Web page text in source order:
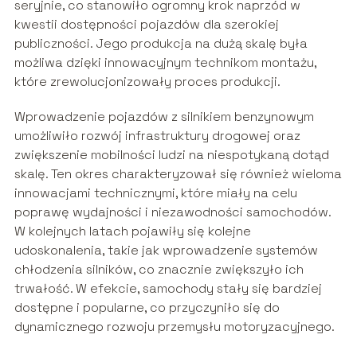
seryjnie, co stanowiło ogromny krok naprzód w
kwestii dostępności pojazdów dla szerokiej
publiczności. Jego produkcja na dużą skalę była
możliwa dzięki innowacyjnym technikom montażu,
które zrewolucjonizowały proces produkcji.
Wprowadzenie pojazdów z silnikiem benzynowym
umożliwiło rozwój infrastruktury drogowej oraz
zwiększenie mobilności ludzi na niespotykaną dotąd
skalę. Ten okres charakteryzował się również wieloma
innowacjami technicznymi, które miały na celu
poprawę wydajności i niezawodności samochodów.
W kolejnych latach pojawiły się kolejne
udoskonalenia, takie jak wprowadzenie systemów
chłodzenia silników, co znacznie zwiększyło ich
trwałość. W efekcie, samochody stały się bardziej
dostępne i popularne, co przyczyniło się do
dynamicznego rozwoju przemysłu motoryzacyjnego.